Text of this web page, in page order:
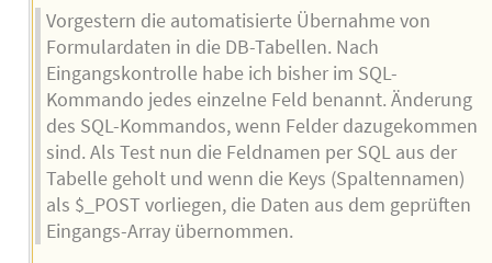
Vorgestern die automatisierte Übernahme von
Formulardaten in die DB-Tabellen. Nach
Eingangskontrolle habe ich bisher im SQL-
Kommando jedes einzelne Feld benannt. Änderung
des SQL-Kommandos, wenn Felder dazugekommen
sind. Als Test nun die Feldnamen per SQL aus der
Tabelle geholt und wenn die Keys (Spaltennamen)
als $_POST vorliegen, die Daten aus dem geprüften
Eingangs-Array übernommen.